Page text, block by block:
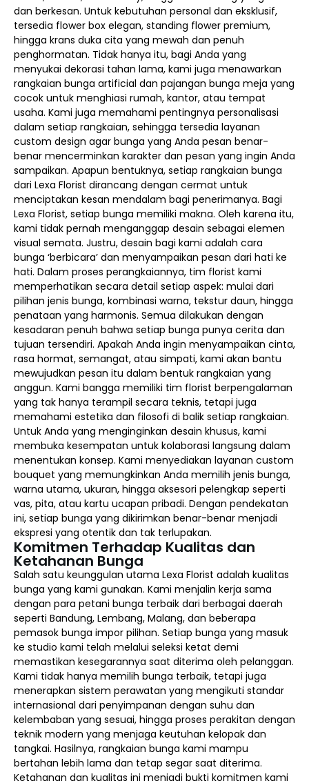
dan berkesan. Untuk kebutuhan personal dan eksklusif,
tersedia flower box elegan, standing flower premium,
hingga krans duka cita yang mewah dan penuh
penghormatan. Tidak hanya itu, bagi Anda yang
menyukai dekorasi tahan lama, kami juga menawarkan
rangkaian bunga artificial dan pajangan bunga meja yang
cocok untuk menghiasi rumah, kantor, atau tempat
usaha. Kami juga memahami pentingnya personalisasi
dalam setiap rangkaian, sehingga tersedia layanan
custom design agar bunga yang Anda pesan benar-
benar mencerminkan karakter dan pesan yang ingin Anda
sampaikan. Apapun bentuknya, setiap rangkaian bunga
dari Lexa Florist dirancang dengan cermat untuk
menciptakan kesan mendalam bagi penerimanya. Bagi
Lexa Florist, setiap bunga memiliki makna. Oleh karena itu,
kami tidak pernah menganggap desain sebagai elemen
visual semata. Justru, desain bagi kami adalah cara
bunga ‘berbicara’ dan menyampaikan pesan dari hati ke
hati. Dalam proses perangkaiannya, tim florist kami
memperhatikan secara detail setiap aspek: mulai dari
pilihan jenis bunga, kombinasi warna, tekstur daun, hingga
penataan yang harmonis. Semua dilakukan dengan
kesadaran penuh bahwa setiap bunga punya cerita dan
tujuan tersendiri. Apakah Anda ingin menyampaikan cinta,
rasa hormat, semangat, atau simpati, kami akan bantu
mewujudkan pesan itu dalam bentuk rangkaian yang
anggun. Kami bangga memiliki tim florist berpengalaman
yang tak hanya terampil secara teknis, tetapi juga
memahami estetika dan filosofi di balik setiap rangkaian.
Untuk Anda yang menginginkan desain khusus, kami
membuka kesempatan untuk kolaborasi langsung dalam
menentukan konsep. Kami menyediakan layanan custom
bouquet yang memungkinkan Anda memilih jenis bunga,
warna utama, ukuran, hingga aksesori pelengkap seperti
vas, pita, atau kartu ucapan pribadi. Dengan pendekatan
ini, setiap bunga yang dikirimkan benar-benar menjadi
ekspresi yang otentik dan tak terlupakan.
Komitmen Terhadap Kualitas dan
Ketahanan Bunga
Salah satu keunggulan utama Lexa Florist adalah kualitas
bunga yang kami gunakan. Kami menjalin kerja sama
dengan para petani bunga terbaik dari berbagai daerah
seperti Bandung, Lembang, Malang, dan beberapa
pemasok bunga impor pilihan. Setiap bunga yang masuk
ke studio kami telah melalui seleksi ketat demi
memastikan kesegarannya saat diterima oleh pelanggan.
Kami tidak hanya memilih bunga terbaik, tetapi juga
menerapkan sistem perawatan yang mengikuti standar
internasional dari penyimpanan dengan suhu dan
kelembaban yang sesuai, hingga proses perakitan dengan
teknik modern yang menjaga keutuhan kelopak dan
tangkai. Hasilnya, rangkaian bunga kami mampu
bertahan lebih lama dan tetap segar saat diterima.
Ketahanan dan kualitas ini menjadi bukti komitmen kami